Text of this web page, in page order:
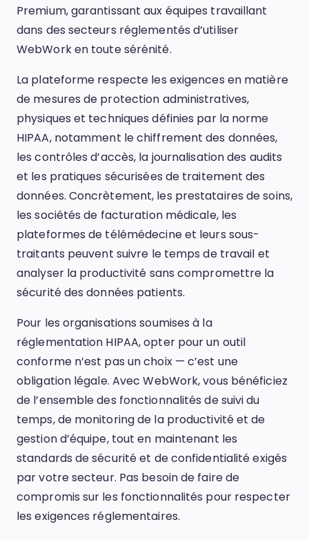
Premium, garantissant aux équipes travaillant
dans des secteurs réglementés d’utiliser
WebWork en toute sérénité.
La plateforme respecte les exigences en matière
de mesures de protection administratives,
physiques et techniques définies par la norme
HIPAA, notamment le chiffrement des données,
les contrôles d’accès, la journalisation des audits
et les pratiques sécurisées de traitement des
données. Concrètement, les prestataires de soins,
les sociétés de facturation médicale, les
plateformes de télémédecine et leurs sous-
traitants peuvent suivre le temps de travail et
analyser la productivité sans compromettre la
sécurité des données patients.
Pour les organisations soumises à la
réglementation HIPAA, opter pour un outil
conforme n’est pas un choix — c’est une
obligation légale. Avec WebWork, vous bénéficiez
de l’ensemble des fonctionnalités de suivi du
temps, de monitoring de la productivité et de
gestion d’équipe, tout en maintenant les
standards de sécurité et de confidentialité exigés
par votre secteur. Pas besoin de faire de
compromis sur les fonctionnalités pour respecter
les exigences réglementaires.